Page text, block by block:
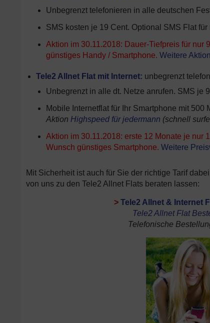
Unbegrenzt telefonieren in alle deutschen
SMS kosten je 19 Cent. Optional SMS Flat für
Aktion im 30.11.2018: Dauer-Tiefpreis für nur
günstiges Handy / Smartphone. Weitere
Tele2 Allnet Flat mit Internet: unbegrenzt
Unbegrenzt in alle dt. Netze anrufen. SMS je
Mobile Internetflat für Ihr Smartphone mit 500
Aktion Highspeed für jedermann (schnell
Aktion im 30.11.2018: erste 12 Monate je nur
Wunsch günstiges Smartphone. Weitere
Mit Sicherheit ist auch für Sie der richtige Tarif
von uns zu den Tele2 Allnet Flats beraten lassen:
> Tele2 Allnet & Internet
Tele2 Allnet Flat
Telefonische